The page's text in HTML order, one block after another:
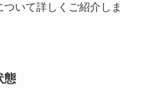
いて詳しくご紹介しま
態